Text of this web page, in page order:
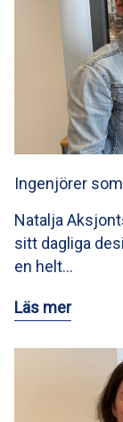
Ingenjörer
Natalja
sitt dagliga
en helt…
Läs mer